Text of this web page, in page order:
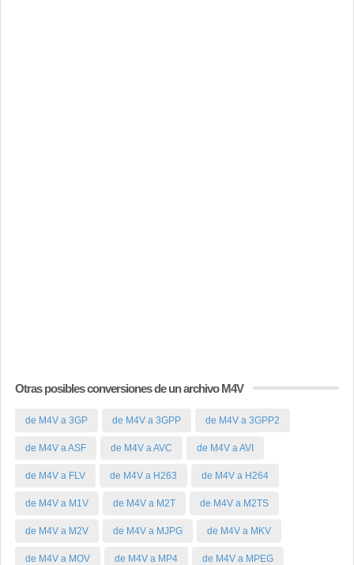
Otras posibles conversiones de un archivo M4V
de M4V a 3GP de M4V a 3GPP de M4V a 3GPP2
de M4V a ASF de M4V a AVC de M4V a AVI
de M4V a FLV de M4V a H263 de M4V a H264
de M4V a M1V de M4V a M2T de M4V a M2TS
de M4V a M2V de M4V a MJPG de M4V a MKV
de M4V a MOV de M4V a MP4 de M4V a MPEG